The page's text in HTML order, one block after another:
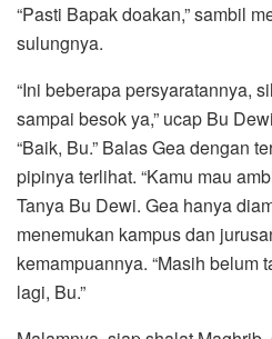
“Pasti Bapak doakan,” sambil
sulungnya.
“Ini beberapa persyaratannya,
sampai besok ya,” ucap Bu
“Baik, Bu.” Balas Gea dengan
pipinya terlihat. “Kamu mau
Tanya Bu Dewi. Gea hanya
menemukan kampus dan
kemampuannya. “Masih belum
lagi, Bu.”